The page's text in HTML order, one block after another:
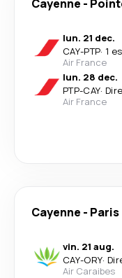
Cayenne -
lun. 21 dec.
CAY-PTP· 1
Air France
lun. 28 dec.
PTP-CAY·
Air France
Cayenne - Paris
vin. 21 aug.
CAY-ORY·
Air Caraibes